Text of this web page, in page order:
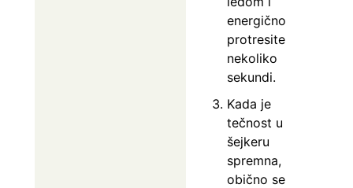
energično
protresite
nekoliko
sekundi.
Kada je
tečnost u
šejkeru
spremna,
obično se